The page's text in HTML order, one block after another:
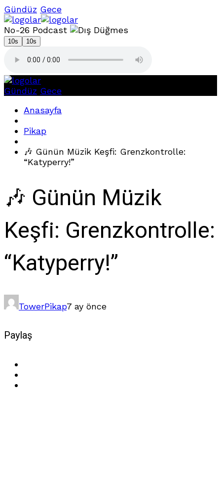
Gündüz Gece
No-26 Podcast
10s 10s
Gündüz Gece
Anasayfa
Pikap
🎶 Günün Müzik Keşfi: Grenzkontrolle:
“Katyperry!”
🎶 Günün Müzik
Keşfi: Grenzkontrolle:
“Katyperry!”
TowerPikap7 ay önce
Paylaş